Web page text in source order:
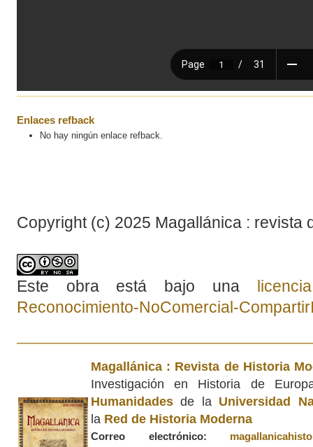
Enlaces refback
No hay ningún enlace refback.
Copyright (c) 2025 Magallánica : revista
Este obra está bajo una
Reconocimiento-NoComercial-
Magallánica : Revista de Historia
Investigación en Historia de
Humanidadesde la Universidad
la Red de Historia Moderna
Correo electrónico: